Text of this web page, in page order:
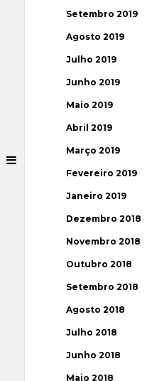
Setembro 2019
Agosto 2019
Julho 2019
Junho 2019
Maio 2019
Abril 2019
Março 2019
Fevereiro 2019
Janeiro 2019
Dezembro 2018
Novembro 2018
Outubro 2018
Setembro 2018
Agosto 2018
Julho 2018
Junho 2018
Maio 2018